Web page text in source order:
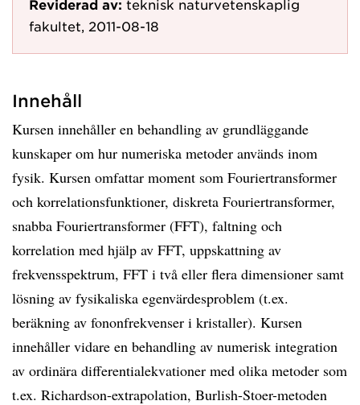
Reviderad av: teknisk naturvetenskaplig
fakultet, 2011-08-18
Innehåll
Kursen innehåller en behandling av grundläggande
kunskaper om hur numeriska metoder används inom
fysik. Kursen omfattar moment som Fouriertransformer
och korrelationsfunktioner, diskreta Fouriertransformer,
snabba Fouriertransformer (FFT), faltning och
korrelation med hjälp av FFT, uppskattning av
frekvensspektrum, FFT i två eller flera dimensioner samt
lösning av fysikaliska egenvärdesproblem (t.ex.
beräkning av fononfrekvenser i kristaller). Kursen
innehåller vidare en behandling av numerisk integration
av ordinära differentialekvationer med olika metoder som
t.ex. Richardson-extrapolation, Burlish-Stoer-metoden